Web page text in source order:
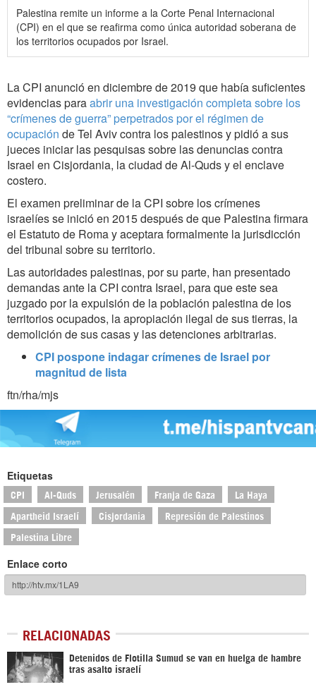
Palestina remite un informe a la Corte Penal Internacional
(CPI) en el que se reafirma como única autoridad soberana de
los territorios ocupados por Israel.
La CPI anunció en diciembre de 2019 que había suficientes
evidencias paraabrir una investigación completa sobre los
“crímenes de guerra” perpetrados por el régimen de
ocupación de Tel Aviv contra los palestinos y pidió a sus
jueces iniciar las pesquisas sobre las denuncias contra
Israel en Cisjordania, la ciudad de Al-Quds y el enclave
costero.
El examen preliminar de la CPI sobre los crímenes
israelíes se inició en 2015 después de que Palestina firmara
el Estatuto de Roma y aceptara formalmente la jurisdicción
del tribunal sobre su territorio.
Las autoridades palestinas, por su parte, han presentado
demandas ante la CPI contra Israel, para que este sea
juzgado por la expulsión de la población palestina de los
territorios ocupados, la apropiación ilegal de sus tierras, la
demolición de sus casas y las detenciones arbitrarias.
CPI pospone indagar crímenes de Israel por
magnitud de lista
ftn/rha/mjs
Etiquetas
CPI Al-Quds Jerusalén Franja de Gaza La Haya
Apartheid Israelí Cisjordania Represión de Palestinos
Palestina Libre
Enlace corto
RELACIONADAS
Detenidos de Flotilla Sumud se van en huelga de hambre
tras asalto israelí